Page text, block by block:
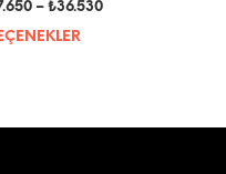
– ₺36.530Fiyat